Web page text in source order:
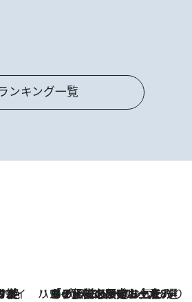
ンキング一覧
ワイ ハワイ賢者 リサのお気に入りリスト2026.8.6
あの伝説の限定トートも！ リニューアルした「ディーン＆デルーカ ハワイ」で必須のお土産8選